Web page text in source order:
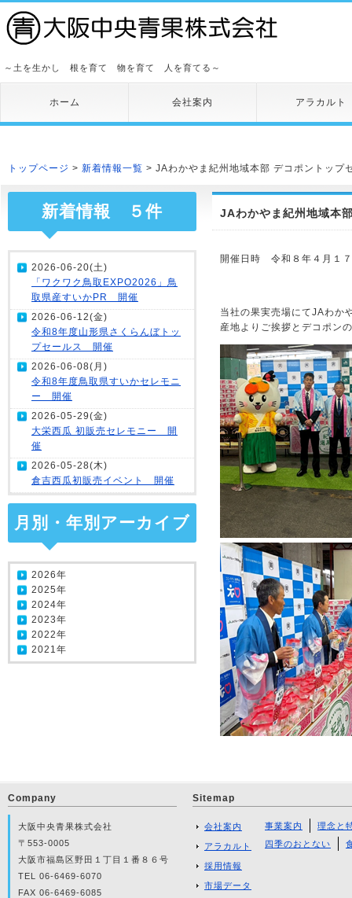
～土を生かし 根を育て 物を育て 人を育てる～
ホーム 会社案内 アラカルト
トップページ > 新着情報一覧 > JAわかやま紀州地域本部 デコポントッ
JAわかやま紀州地域本
開催日時 令和８年４月１
当社の果実売場にてJAわか
産地よりご挨拶とデコポン
新着情報 ５件
2026-06-20(土)
「ワクワク鳥取EXPO2026」鳥
取県産すいかPR 開催
2026-06-12(金)
令和8年度山形県さくらんぼトッ
プセールス 開催
2026-06-08(月)
令和8年度鳥取県すいかセレモニ
ー 開催
2026-05-29(金)
大栄西瓜 初販売セレモニー 開
催
2026-05-28(木)
倉吉西瓜初販売イベント 開催
月別・年別アーカイブ
2026年
2025年
2024年
2023年
2022年
2021年
Sitemap
会社案内
アラカルト
採用情報
市場データ
事業案内
理念と
四季のおとない
Company
大阪中央青果株式会社
〒553-0005
大阪市福島区野田１丁目１番８６号
TEL 06-6469-6070
FAX 06-6469-6085